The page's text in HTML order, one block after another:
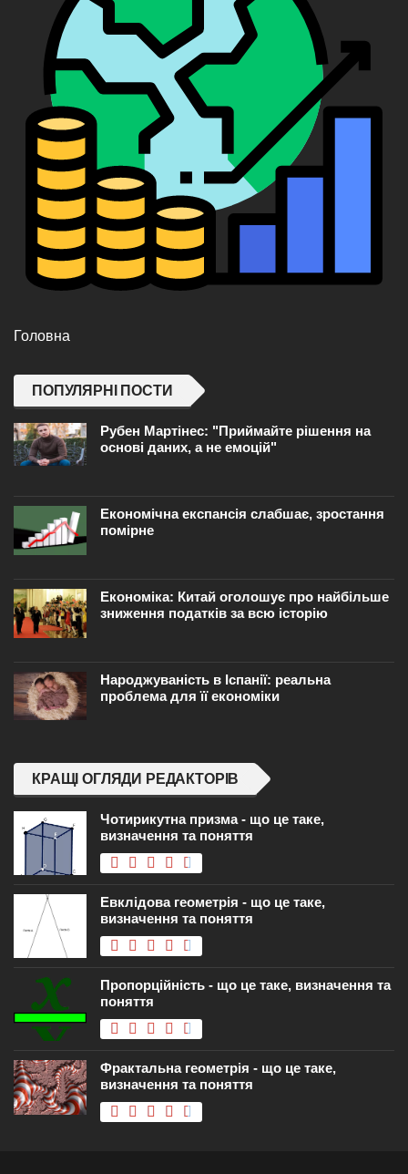
Головна
ПОПУЛЯРНІ ПОСТИ
Рубен Мартінес: "Приймайте рішення на
основі даних, а не емоцій"
Економічна експансія слабшає, зростання
помірне
Економіка: Китай оголошує про найбільше
зниження податків за всю історію
Народжуваність в Іспанії: реальна
проблема для її економіки
КРАЩІ ОГЛЯДИ РЕДАКТОРІВ
Чотирикутна призма - що це таке,
визначення та поняття
Евклідова геометрія - що це таке,
визначення та поняття
Пропорційність - що це таке, визначення та
поняття
Фрактальна геометрія - що це таке,
визначення та поняття